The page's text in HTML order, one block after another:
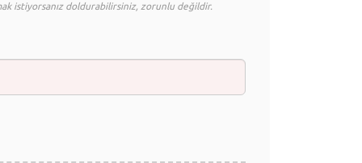
istiyorsanız doldurabilirsiniz, zorunlu değildir.